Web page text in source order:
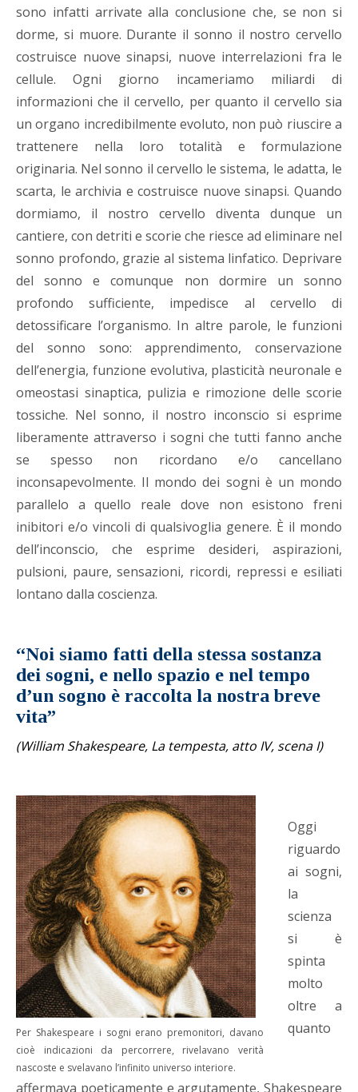
sono infatti arrivate alla conclusione che, se non si
dorme, si muore. Durante il sonno il nostro cervello
costruisce nuove sinapsi, nuove interrelazioni fra le
cellule. Ogni giorno incameriamo miliardi di
informazioni che il cervello, per quanto il cervello sia
un organo incredibilmente evoluto, non può riuscire a
trattenere nella loro totalità e formulazione
originaria. Nel sonno il cervello le sistema, le adatta, le
scarta, le archivia e costruisce nuove sinapsi. Quando
dormiamo, il nostro cervello diventa dunque un
cantiere, con detriti e scorie che riesce ad eliminare nel
sonno profondo, grazie al sistema linfatico. Deprivare
del sonno e comunque non dormire un sonno
profondo sufficiente, impedisce al cervello di
detossificare l’organismo. In altre parole, le funzioni
del sonno sono: apprendimento, conservazione
dell’energia, funzione evolutiva, plasticità neuronale e
omeostasi sinaptica, pulizia e rimozione delle scorie
tossiche. Nel sonno, il nostro inconscio si esprime
liberamente attraverso i sogni che tutti fanno anche
se spesso non ricordano e/o cancellano
inconsapevolmente. Il mondo dei sogni è un mondo
parallelo a quello reale dove non esistono freni
inibitori e/o vincoli di qualsivoglia genere. È il mondo
dell’inconscio, che esprime desideri, aspirazioni,
pulsioni, paure, sensazioni, ricordi, repressi e esiliati
lontano dalla coscienza.
“Noi siamo fatti della stessa sostanza
dei sogni, e nello spazio e nel tempo
d’un sogno è raccolta la nostra breve
vita”
(William Shakespeare, La tempesta, atto IV, scena I)
Per Shakespeare i sogni erano premonitori, davano
cioè indicazioni da percorrere, rivelavano verità
nascoste e svelavano l’infinito universo interiore.
Oggi
riguardo
ai sogni,
la
scienza
si è
spinta
molto
oltre a
quanto
affermava poeticamente e argutamente, Shakespeare